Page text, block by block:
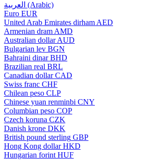
العربية (Arabic)
Euro EUR
United Arab Emirates dirham AED
Armenian dram AMD
Australian dollar AUD
Bulgarian lev BGN
Bahraini dinar BHD
Brazilian real BRL
Canadian dollar CAD
Swiss franc CHF
Chilean peso CLP
Chinese yuan renminbi CNY
Columbian peso COP
Czech koruna CZK
Danish krone DKK
British pound sterling GBP
Hong Kong dollar HKD
Hungarian forint HUF